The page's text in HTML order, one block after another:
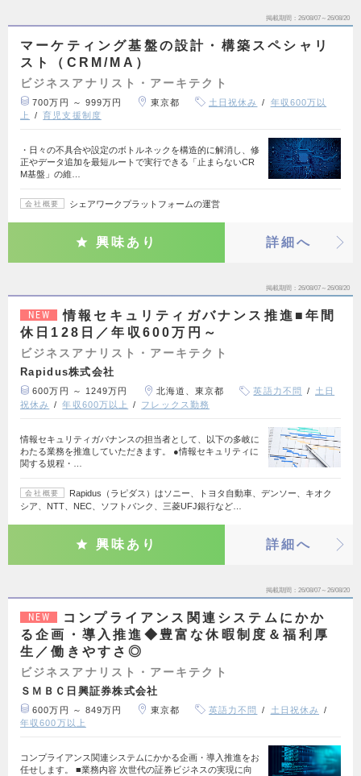
掲載期間 26/08/07～26/08/20
マーケティング基盤の設計・構築スペシャリ
スト（CRM/MA）
ビジネスアナリスト・アーキテクト
700万円 ～ 999万円 東京都 土日祝休み
年収600万以
上
育児支援制度
・日々の不具合や設定のボトルネックを構造的に解消し、修
正やデータ追加を最短ルートで実行できる「止まらないCR
M基盤」の維…
会社概要 シェアワークプラットフォームの運営
興味あり 詳細へ
掲載期間 26/08/07～26/08/20
NEW
情報セキュリティガバナンス推進■年間
休日128日／年収600万円～
ビジネスアナリスト・アーキテクト
Rapidus株式会社
600万円 ～ 1249万円 北海道、東京都 英語力不問
土日
祝休み
年収600万以上 フレックス勤務
情報セキュリティガバナンスの担当者として、以下の多岐に
わたる業務を推進していただきます。 ●情報セキュリティに
関する規程・…
会社概要
Rapidus（ラピダス）はソニー、トヨタ自動車、デンソー、キオク
シア、NTT、NEC、ソフトバンク、三菱UFJ銀行など…
興味あり 詳細へ
掲載期間 26/08/07～26/08/20
NEW
コンプライアンス関連システムにかか
る企画・導入推進◆豊富な休暇制度＆福利厚
生／働きやすさ◎
ビジネスアナリスト・アーキテクト
ＳＭＢＣ日興証券株式会社
600万円 ～ 849万円 東京都 英語力不問
土日祝休み
年収600万以上
コンプライアンス関連システムにかかる企画・導入推進をお
任せします。 ■業務内容 次世代の証券ビジネスの実現に向